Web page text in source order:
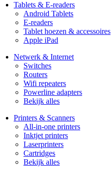
Tablets & E-readers
Android Tablets
E-readers
Tablet hoezen & accessoires
Apple iPad
Netwerk & Internet
Switches
Routers
Wifi repeaters
Powerline adapters
Bekijk alles
Printers & Scanners
All-in-one printers
Inktjet printers
Laserprinters
Cartridges
Bekijk alles